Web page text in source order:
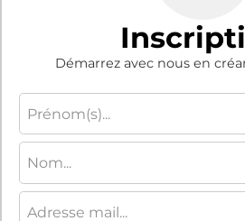
Démarrez avec nous en